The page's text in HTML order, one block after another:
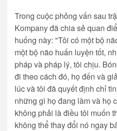
Trong cuộc phỏng vấn sau
Kompany đã chia sẻ quan
huống này: "Tôi có một bộ
một bộ não huấn luyện tốt,
pháp và pháp lý, tôi chịu.
đi theo cách đó, họ đến và
lúc và tôi đã quyết định chỉ
những gì họ đang làm và họ
không phải là điều tôi muốn
không thể thay đổi nó ngay